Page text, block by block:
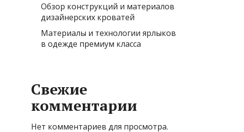
Обзор конструкций и материалов
дизайнерских кроватей
Материалы и технологии ярлыков
в одежде премиум класса
Свежие
комментарии
Нет комментариев для просмотра.